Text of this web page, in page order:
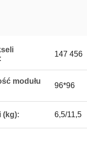
147 456
modułu
96*96
(kg): 6,5/11,5